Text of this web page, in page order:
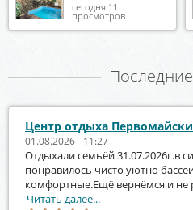
сегодня 11
просмотров
Центр отдыха
01.08.2026 - 11:27
Отдыхали семьёй 31.07.2026г.в
понравилось чисто уютно
комфортные.Ещё вернёмся и не
Читать далее...